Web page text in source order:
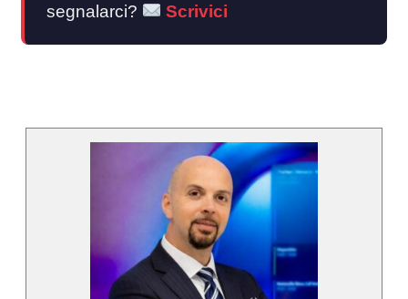
segnalarci?
Scrivici